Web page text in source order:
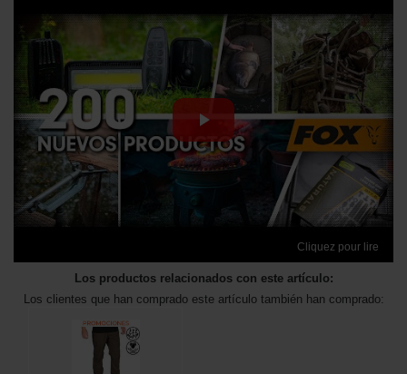
Cliquez pour lire
Los productos relacionados con este artículo:
Los clientes que han comprado este artículo también han comprado: